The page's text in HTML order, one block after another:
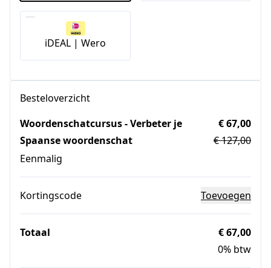
iDEAL | Wero
Besteloverzicht
Woordenschatcursus - Verbeter je
Spaanse woordenschat
Eenmalig
€ 67,00
€ 127,00
Kortingscode Toevoegen
Totaal
€ 67,00
0% btw